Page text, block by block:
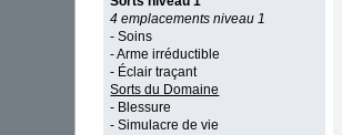
4 emplacements niveau 1
- Soins
- Arme irréductible
- Éclair traçant
Sorts du Domaine
- Blessure
- Simulacre de vie